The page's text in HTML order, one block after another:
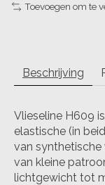
Toevoegen om te
Beschrijving
Vlieseline H609
elastische (in
van synthetische
van kleine
lichtgewicht tot